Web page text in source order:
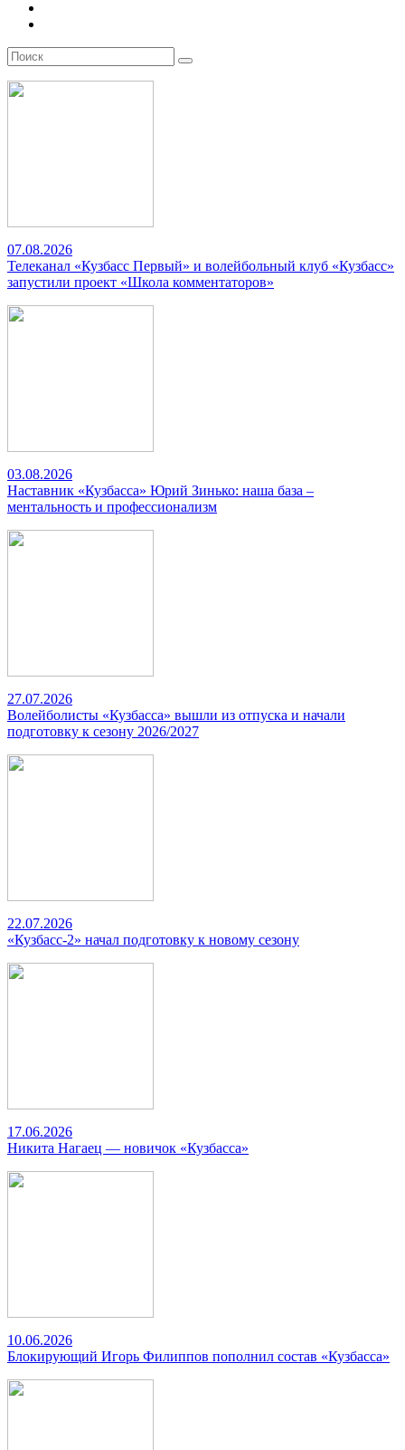
07.08.2026
Телеканал «Кузбасс Первый» и волейбольный клуб «Кузбасс»
запустили проект «Школа комментаторов»
03.08.2026
Наставник «Кузбасса» Юрий Зинько: наша база –
ментальность и профессионализм
27.07.2026
Волейболисты «Кузбасса» вышли из отпуска и начали
подготовку к сезону 2026/2027
22.07.2026
«Кузбасс-2» начал подготовку к новому сезону
17.06.2026
Никита Нагаец — новичок «Кузбасса»
10.06.2026
Блокирующий Игорь Филиппов пополнил состав «Кузбасса»